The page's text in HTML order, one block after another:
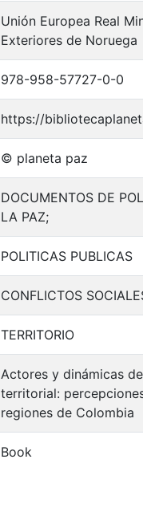
Unión Europea Real
Exteriores de Noruega
978-958-57727-0-0
https://
© planeta paz
DOCUMENTOS DE
LA PAZ;
POLITICAS PUBLICAS
CONFLICTOS SOCIALES
TERRITORIO
Actores y dinámicas de
territorial: percepciones
regiones de Colombia
Book